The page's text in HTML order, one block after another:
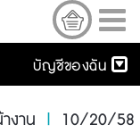
บัญชีของฉัน
งาน | 10/20/58